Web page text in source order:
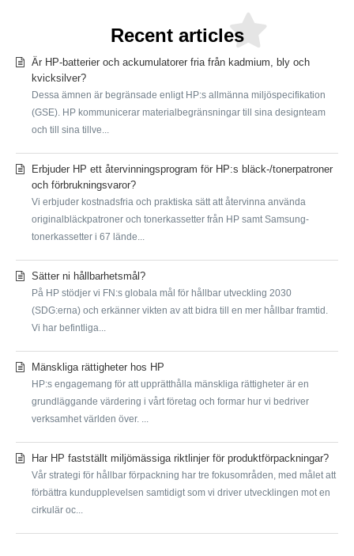
Recent articles
Är HP-batterier och ackumulatorer fria från kadmium, bly och
kvicksilver?
Dessa ämnen är begränsade enligt HP:s allmänna miljöspecifikation
(GSE). HP kommunicerar materialbegränsningar till sina designteam
och till sina tillve...
Erbjuder HP ett återvinningsprogram för HP:s bläck-/tonerpatroner
och förbrukningsvaror?
Vi erbjuder kostnadsfria och praktiska sätt att återvinna använda
originalbläckpatroner och tonerkassetter från HP samt Samsung-
tonerkassetter i 67 lände...
Sätter ni hållbarhetsmål?
På HP stödjer vi FN:s globala mål för hållbar utveckling 2030
(SDG:erna) och erkänner vikten av att bidra till en mer hållbar framtid.
Vi har befintliga...
Mänskliga rättigheter hos HP
HP:s engagemang för att upprätthålla mänskliga rättigheter är en
grundläggande värdering i vårt företag och formar hur vi bedriver
verksamhet världen över. ...
Har HP fastställt miljömässiga riktlinjer för produktförpackningar?
Vår strategi för hållbar förpackning har tre fokusområden, med målet att
förbättra kundupplevelsen samtidigt som vi driver utvecklingen mot en
cirkulär oc...